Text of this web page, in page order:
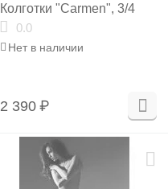
Колготки "Carmen", 3/4
0.0
Нет в наличии
2 390 ₽